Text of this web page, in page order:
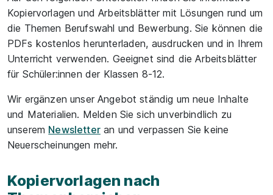
Kopiervorlagen und Arbeitsblätter mit Lösungen rund um
die Themen Berufswahl und Bewerbung. Sie können die
PDFs kostenlos herunterladen, ausdrucken und in Ihrem
Unterricht verwenden. Geeignet sind die Arbeitsblätter
für Schüler:innen der Klassen 8-12.
Wir ergänzen unser Angebot ständig um neue Inhalte
und Materialien. Melden Sie sich unverbindlich zu
unserem Newsletteran und verpassen Sie keine
Neuerscheinungen mehr.
Kopiervorlagen nach